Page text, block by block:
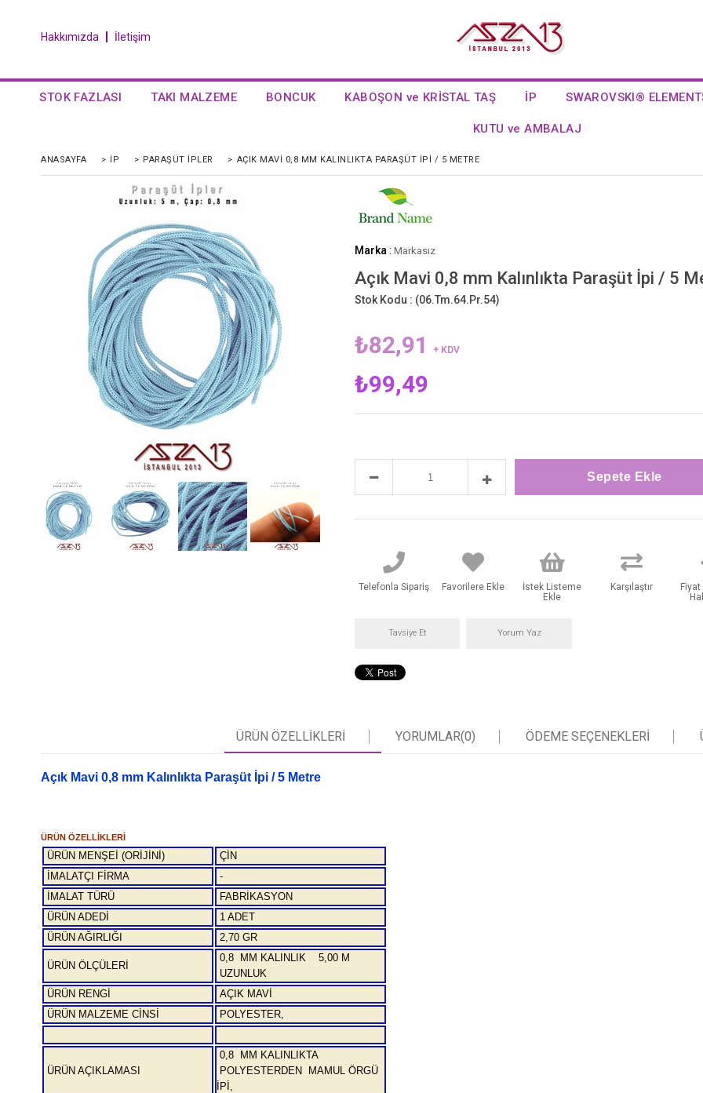
Hakkımızda İletişim
STOK FAZLASI TAKI MALZEME BONCUK KABOŞON ve KRİSTAL TAŞ İP SWAROVSKI®
KUTU ve AMBALAJ
ANASAYFA > İP > PARAŞÜT İPLER > AÇIK MAVI 0,8 MM KALINLIKTA PARAŞÜT İPI / 5 METRE
Marka : Markasız
Açık Mavi 0,8 mm Kalınlıkta Paraşüt İpi / 5
Stok Kodu : (06.Tm.64.Pr.54)
₺82,91 + KDV
₺99,49
Telefonla Sipariş Favorilere Ekle
İstek Listeme
Ekle
Karşılaştır
Tavsiye Et Yorum Yaz
ÜRÜN ÖZELLIKLERI YORUMLAR(0) ÖDEME SEÇENEKLERI
Açık Mavi 0,8 mm Kalınlıkta Paraşüt İpi / 5 Metre
ÜRÜN ÖZELLİKLERİ
ÜRÜN MENŞEİ (ORİJİNİ)
ÇİN
İMALATÇI FİRMA
-
İMALAT TÜRÜ
FABRİKASYON
ÜRÜN ADEDİ
1 ADET
ÜRÜN AĞIRLIĞI
2,70 GR
ÜRÜN ÖLÇÜLERİ
0,8 MM KALINLIK 5,00 M
UZUNLUK
ÜRÜN RENGİ
AÇIK MAVİ
ÜRÜN MALZEME CİNSİ
POLYESTER,
ÜRÜN AÇIKLAMASI
0,8 MM KALINLIKTA
POLYESTERDEN MAMUL ÖRGÜ
İPİ,